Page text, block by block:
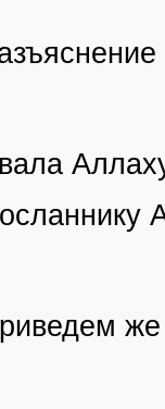
же